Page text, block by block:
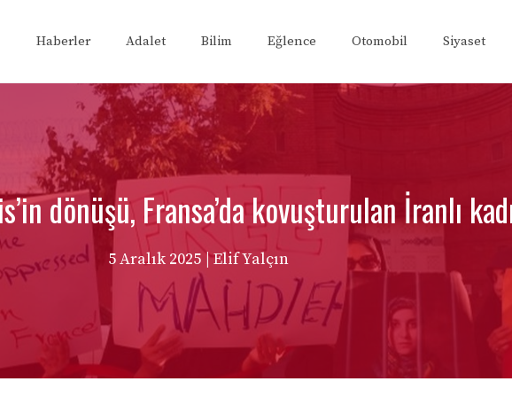
Haberler Adalet Bilim Eğlence Otomobil Siyaset
dönüşü, Fransa’da kovuşturulan İranlı
5 Aralık 2025 | Elif Yalçın